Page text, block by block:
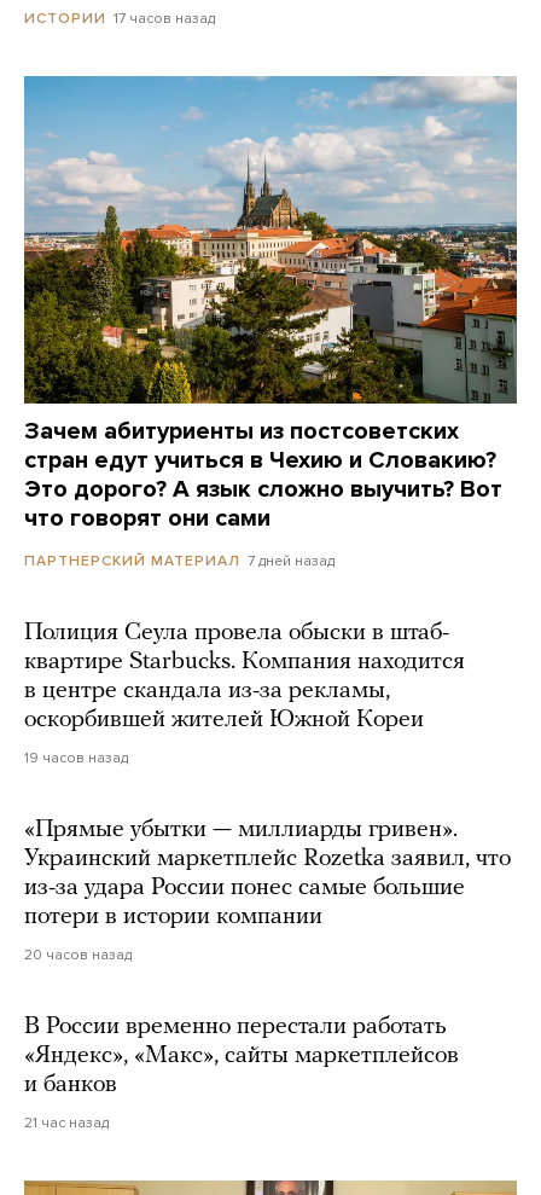
ИСТОРИИ 17 часов назад
Зачем абитуриенты из постсоветских
стран едут учиться в Чехию и Словакию?
Это дорого? А язык сложно выучить? Вот
что говорят они сами
ПАРТНЕРСКИЙ МАТЕРИАЛ 7 дней назад
Полиция Сеула провела обыски в штаб-
квартире Starbucks. Компания находится
в центре скандала из-за рекламы,
оскорбившей жителей Южной Кореи
19 часов назад
«Прямые убытки — миллиарды гривен».
Украинский маркетплейс Rozetka заявил, что
из-за удара России понес самые большие
потери в истории компании
20 часов назад
В России временно перестали работать
«Яндекс», «Макс», сайты маркетплейсов
и банков
21 час назад